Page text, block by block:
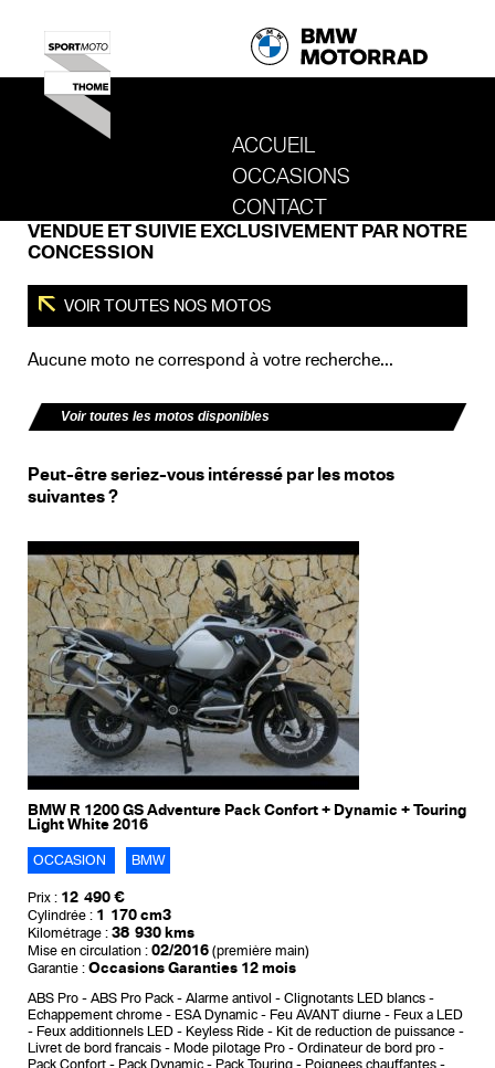
ACCUEIL
REVENIR AU SITE DE SPORT MOTO
OCCASIONS
CONTACT
VENDUE ET SUIVIE EXCLUSIVEMENT PAR NOTRE
CONCESSION
VOIR TOUTES NOS MOTOS
Aucune moto ne correspond à votre recherche...
Voir toutes les motos disponibles
Peut-être seriez-vous intéressé par les motos
suivantes ?
BMW R 1200 GS Adventure Pack Confort + Dynamic + Touring
Light White 2016
OCCASION BMW
Prix : 12 490 €
Cylindrée : 1 170 cm3
Kilométrage : 38 930 kms
Mise en circulation : 02/2016 (première main)
Garantie : Occasions Garanties 12 mois
ABS Pro ABS Pro Pack Alarme antivol
Clignotants LED blancs
Echappement chrome
ESA Dynamic Feu AVANT diurne
Feux a LED
Feux additionnels LED
Keyless Ride
Kit de reduction de puissance
Livret de bord francais
Mode pilotage Pro
Ordinateur de bord pro
Pack Confort
Pack Dynamic Pack Touring
Poignees chauffantes